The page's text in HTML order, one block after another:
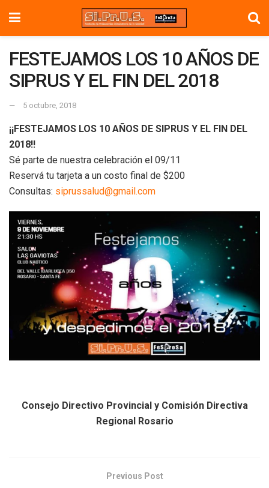
FESTEJAMOS LOS 10 AÑOS DE
SIPRUS Y EL FIN DEL 2018
5 octubre, 2018
¡¡FESTEJAMOS LOS 10 AÑOS DE SIPRUS Y EL FIN DEL
2018!!
Sé parte de nuestra celebración el 09/11
Reservá tu tarjeta a un costo final de $200
Consultas: siprussalud@gmail.com
Consejo Directivo Provincial y Comisión Directiva
Regional Rosario
Previous Post